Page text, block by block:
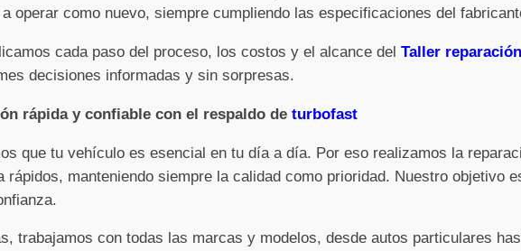
operar como nuevo, siempre cumpliendo las especificaciones del
cada paso del proceso, los costos y el alcance del Taller
decisiones informadas y sin sorpresas.
rápida y confiable con el respaldo de turbofast
que tu vehículo es esencial en tu día a día. Por eso realizamos la
rápidos, manteniendo siempre la calidad como prioridad. Nuestro objetivo
trabajamos con todas las marcas y modelos, desde autos particulares